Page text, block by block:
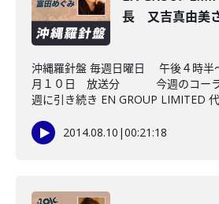
長 又吉真由美
沖縄羅針盤 毎週日曜日 午後４時
月１０日 放送分 今週のコーラ
週に引き続き EN GROUP LIMITED
2014.08.10 |00:21:18